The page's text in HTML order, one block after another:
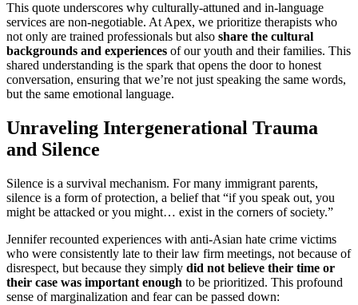
This quote underscores why culturally-attuned and in-language
services are non-negotiable. At Apex, we prioritize therapists who
not only are trained professionals but also share the cultural
backgrounds and experiences of our youth and their families. This
shared understanding is the spark that opens the door to honest
conversation, ensuring that we’re not just speaking the same words,
but the same emotional language.
Unraveling Intergenerational Trauma
and Silence
Silence is a survival mechanism. For many immigrant parents,
silence is a form of protection, a belief that “if you speak out, you
might be attacked or you might… exist in the corners of society.”
Jennifer recounted experiences with anti-Asian hate crime victims
who were consistently late to their law firm meetings, not because of
disrespect, but because they simply did not believe their time or
their case was important enough to be prioritized. This profound
sense of marginalization and fear can be passed down: